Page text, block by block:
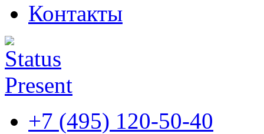
Контакты
+7 (495) 120-50-40